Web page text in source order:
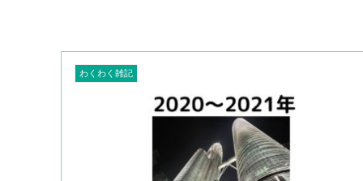
わくわく雑記